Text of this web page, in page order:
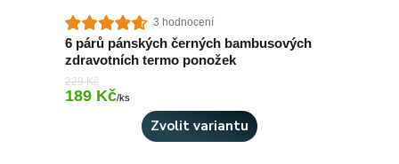
3 hodnocení
6 párů pánských černých bambusových
zdravotních termo ponožek
229 Kč
189 Kč/ks
Zvolit variantu